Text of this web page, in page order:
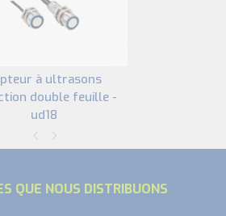
double feuille -
ud18
QUE NOUS DISTRIBUONS